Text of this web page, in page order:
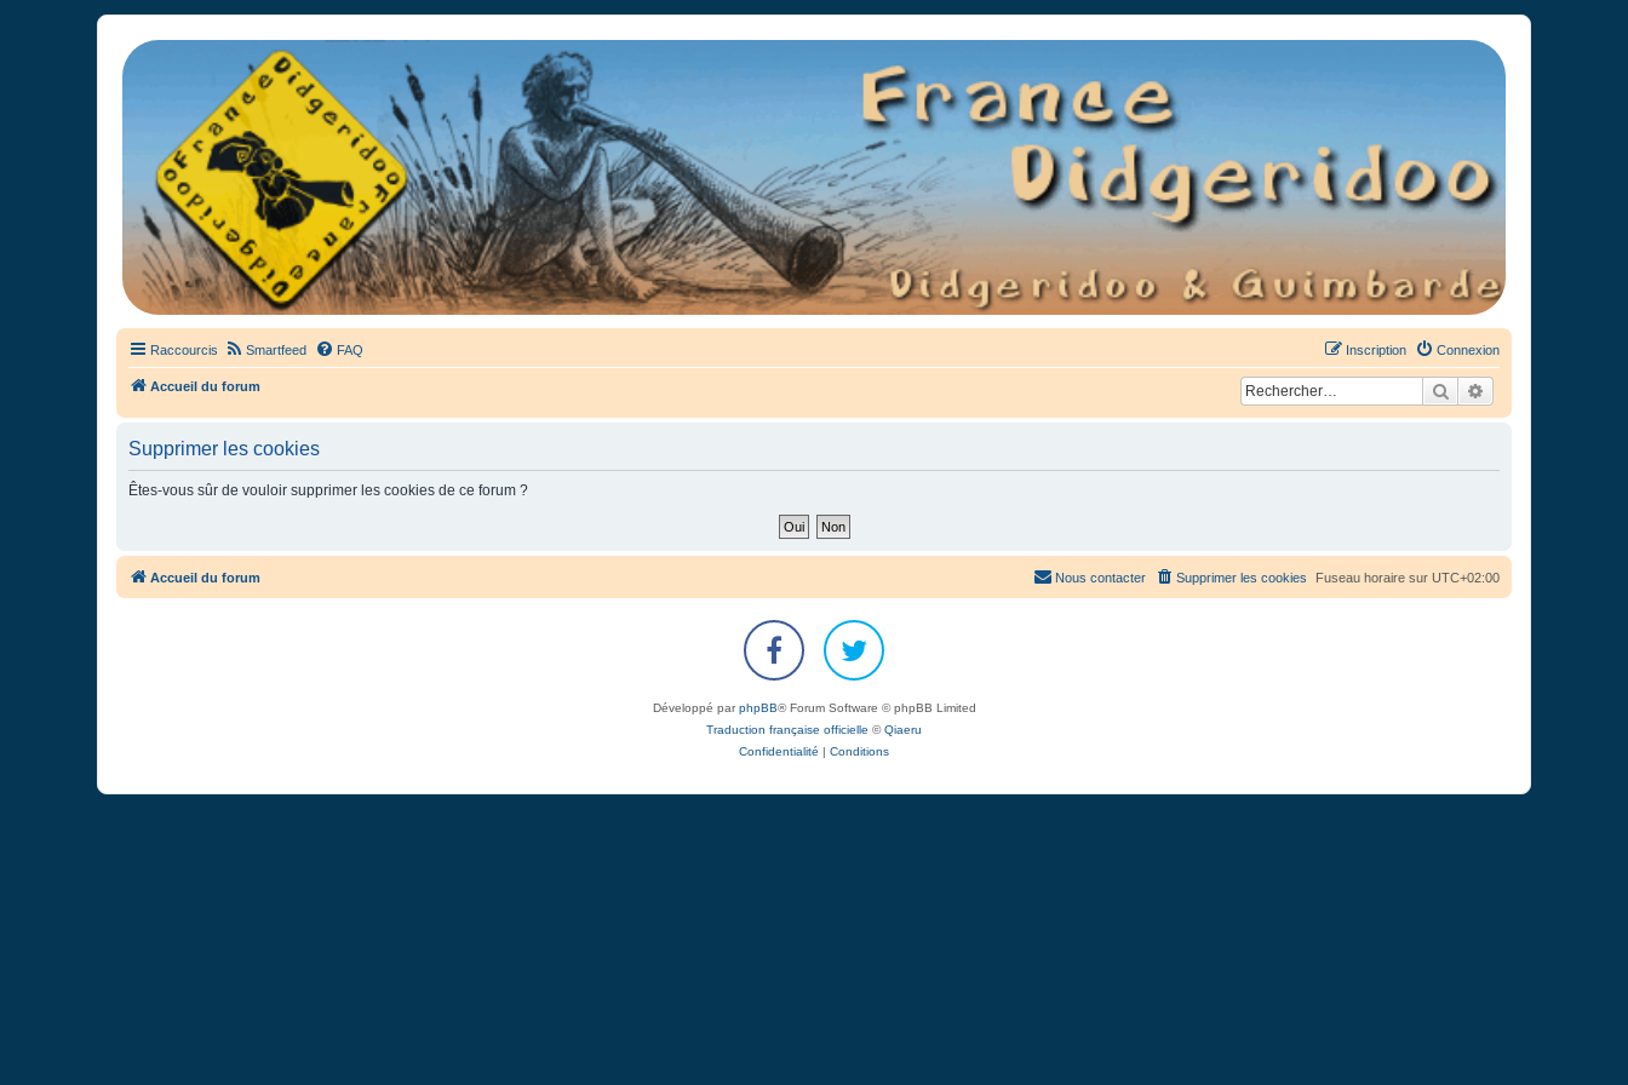
France Didgeridoo
Didgeridoo et Guimbarde sur France Didgeridoo - retrouvez la communauté.
Raccourcis Smartfeed FAQ Connexion
Inscription
Accueil du forum Rechercher
Supprimer les cookies
Êtes-vous sûr de vouloir supprimer les cookies de ce forum ?
Accueil du forum Fuseau horaire sur UTC+02:00
Supprimer les cookies
Nous contacter
Développé parphpBB® Forum Software © phpBB Limited
Traduction française officielle ©Qiaeru
Confidentialité | Conditions